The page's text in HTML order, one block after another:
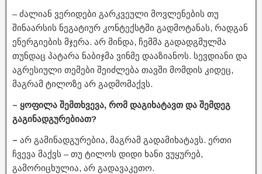
– ძალიან ვერიდები გარკვეული მოვლენების თუ
შინაარსის ნეგატიურ კონტექსტში გადმოტანას, რადგან
ენერგიების მჯერა. არ მინდა, ჩემმა გადადგმულმა
თუნდაც პატარა ნაბიჯმა ვინმე დააზიანოს. სევდიანი და
აგრესიული თემები შეიძლება თავში მომდის კიდეც,
მაგრამ ტილოზე არ გადმომაქვს.
– ყოფილა შემთხვევა, რომ დაგიხატავთ და შემდეგ
გაგინადგურებიათ?
– არ გამინადგურებია, მაგრამ გადამიხატავს. ერთი
ჩვევა მაქვს – თუ ტილოს დიდი ხანი ვუყურებ,
გამორიცხულია, არ გადავაკეთო.